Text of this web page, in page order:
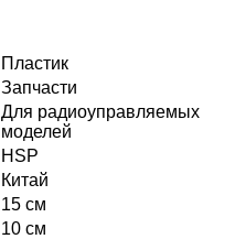
Пластик
Запчасти
Для радиоуправляемых
моделей
HSP
Китай
15 см
10 см